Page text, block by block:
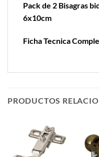
Pack de 2 Bisagras
6x10cm
Ficha Tecnica
PRODUCTOS